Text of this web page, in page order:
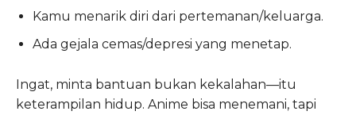
Kamu menarik diri dari pertemanan/keluarga.
Ada gejala cemas/depresi yang menetap.
Ingat, minta bantuan bukan kekalahan—itu
keterampilan hidup. Anime bisa menemani, tapi